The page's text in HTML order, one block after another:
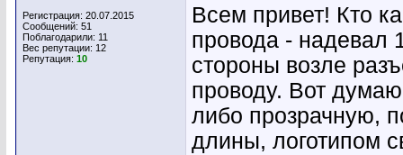
Регистрация: 20.07.2015
Сообщений: 51
Поблагодарили: 11
Вес репутации: 12
Репутация: 10
Всем привет! Кто
провода - надевал
стороны возле
проводу. Вот
либо прозрачную,
длины, логотипом